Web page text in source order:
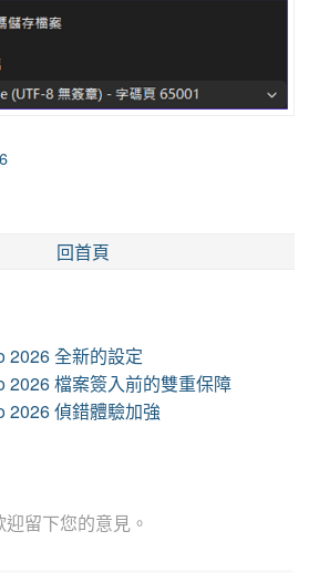
回首頁
2026 全新的設定
2026 檔案簽入前的雙重保障
2026 偵錯體驗加強
留下您的意見。